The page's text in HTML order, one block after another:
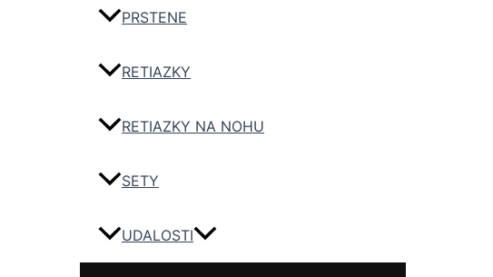
PRSTENE
RETIAZKY
RETIAZKY NA NOHU
SETY
UDALOSTI